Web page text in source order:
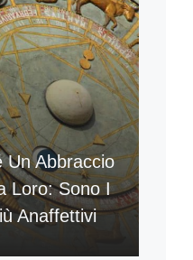
Un Abbraccio
Loro: Sono I
Anaffettivi